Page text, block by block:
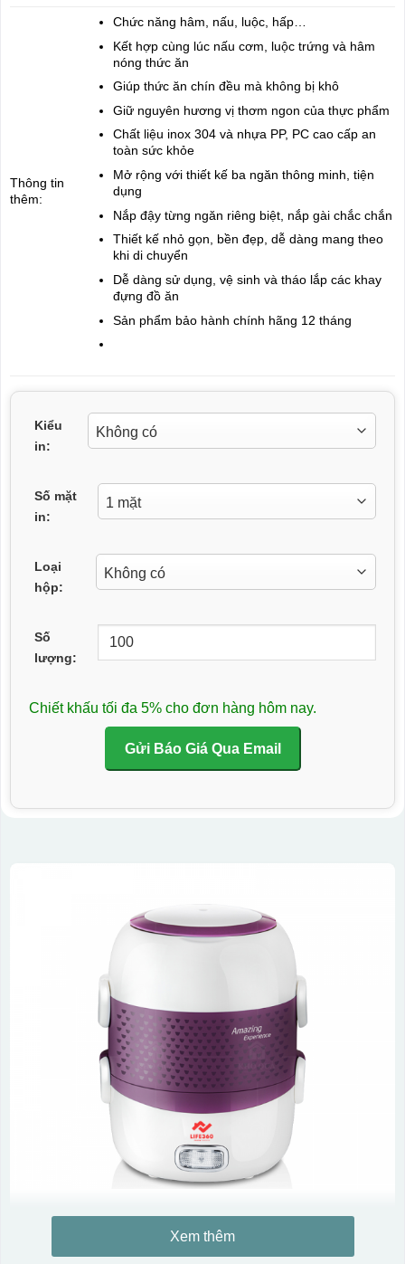
Thông tin
thêm:
Chức năng hâm, nấu, luộc, hấp…
Kết hợp cùng lúc nấu cơm, luộc trứng và hâm
nóng thức ăn
Giúp thức ăn chín đều mà không bị khô
Giữ nguyên hương vị thơm ngon của thực phẩm
Chất liệu inox 304 và nhựa PP, PC cao cấp an
toàn sức khỏe
Mở rộng với thiết kế ba ngăn thông minh, tiện
dụng
Nắp đậy từng ngăn riêng biệt, nắp gài chắc chắn
Thiết kế nhỏ gọn, bền đẹp, dễ dàng mang theo
khi di chuyển
Dễ dàng sử dụng, vệ sinh và tháo lắp các khay
đựng đồ ăn
Sản phẩm bảo hành chính hãng 12 tháng
Kiểu
in:
Số mặt
in:
Loại
hộp:
Số
lượng:
Chiết khấu tối đa 5% cho đơn hàng hôm nay.
Gửi Báo Giá Qua Email
Xem thêm